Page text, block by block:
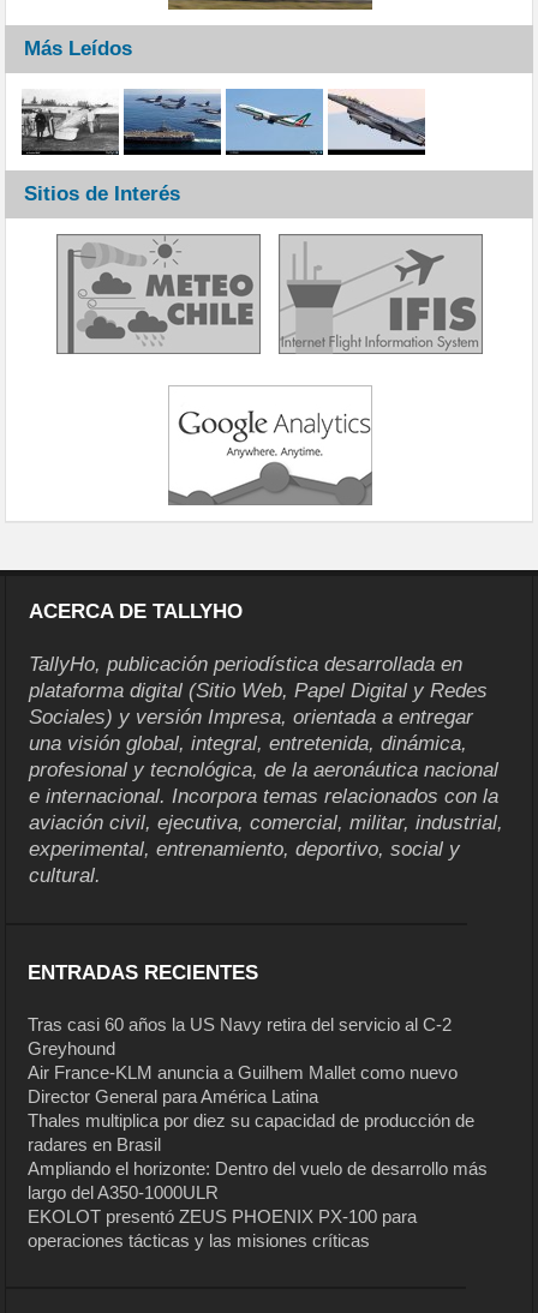
Más Leídos
Sitios de Interés
ACERCA DE TALLYHO
TallyHo, publicación periodística desarrollada en
plataforma digital (Sitio Web, Papel Digital y Redes
Sociales) y versión Impresa, orientada a entregar
una visión global, integral, entretenida, dinámica,
profesional y tecnológica, de la aeronáutica nacional
e internacional. Incorpora temas relacionados con la
aviación civil, ejecutiva, comercial, militar, industrial,
experimental, entrenamiento, deportivo, social y
cultural.
ENTRADAS RECIENTES
Tras casi 60 años la US Navy retira del servicio al C-2
Greyhound
Air France-KLM anuncia a Guilhem Mallet como nuevo
Director General para América Latina
Thales multiplica por diez su capacidad de producción de
radares en Brasil
Ampliando el horizonte: Dentro del vuelo de desarrollo más
largo del A350-1000ULR
EKOLOT presentó ZEUS PHOENIX PX-100 para
operaciones tácticas y las misiones críticas